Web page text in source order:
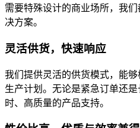
需要特殊设计的商业场所，我
决方案。
灵活供货，快速响应
我们提供灵活的供货模式，能
生产计划。无论是紧急订单还
时、高质量的产品支持。